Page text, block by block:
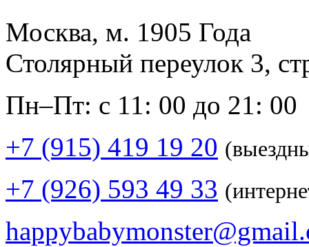
Москва, м. 1905 Года
Столярный переулок 3,
Пн–Пт: с 11: 00 до 21: 00
+7 (915) 419 19 20
+7 (926) 593 49 33